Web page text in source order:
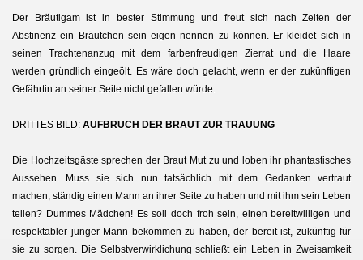
Der Bräutigam ist in bester Stimmung und freut sich nach Zeiten der
Abstinenz ein Bräutchen sein eigen nennen zu können. Er kleidet sich in
seinen Trachtenanzug mit dem farbenfreudigen Zierrat und die Haare
werden gründlich eingeölt. Es wäre doch gelacht, wenn er der zukünftigen
Gefährtin an seiner Seite nicht gefallen würde.
DRITTES BILD: AUFBRUCH DER BRAUT ZUR TRAUUNG
Die Hochzeitsgäste sprechen der Braut Mut zu und loben ihr phantastisches
Aussehen. Muss sie sich nun tatsächlich mit dem Gedanken vertraut
machen, ständig einen Mann an ihrer Seite zu haben und mit ihm sein Leben
teilen? Dummes Mädchen! Es soll doch froh sein, einen bereitwilligen und
respektabler junger Mann bekommen zu haben, der bereit ist, zukünftig für
sie zu sorgen. Die Selbstverwirklichung schließt ein Leben in Zweisamkeit